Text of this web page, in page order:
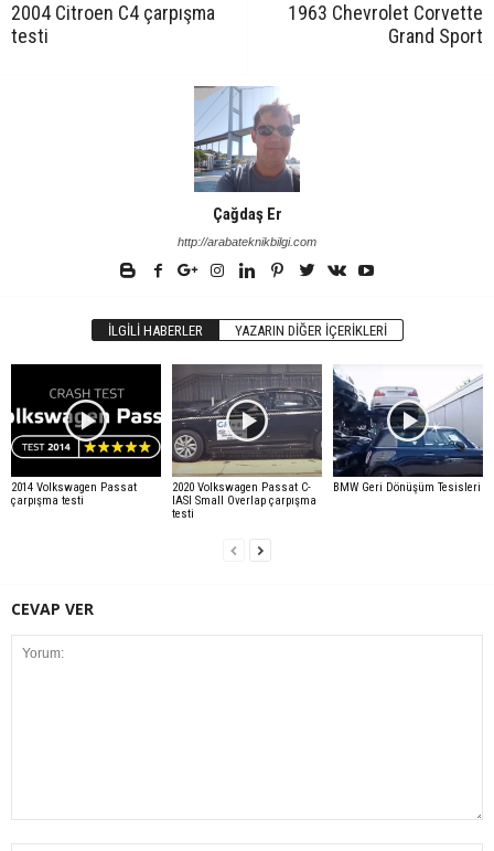
2004 Citroen C4 çarpışma
testi
1963 Chevrolet Corvette
Grand Sport
Çağdaş Er
http://arabateknikbilgi.com
İLGILI HABERLER YAZARIN DIĞER İÇERIKLERI
2014 Volkswagen Passat
çarpışma testi
2020 Volkswagen Passat C-
IASI Small Overlap çarpışma
testi
BMW Geri Dönüşüm Tesisleri
CEVAP VER